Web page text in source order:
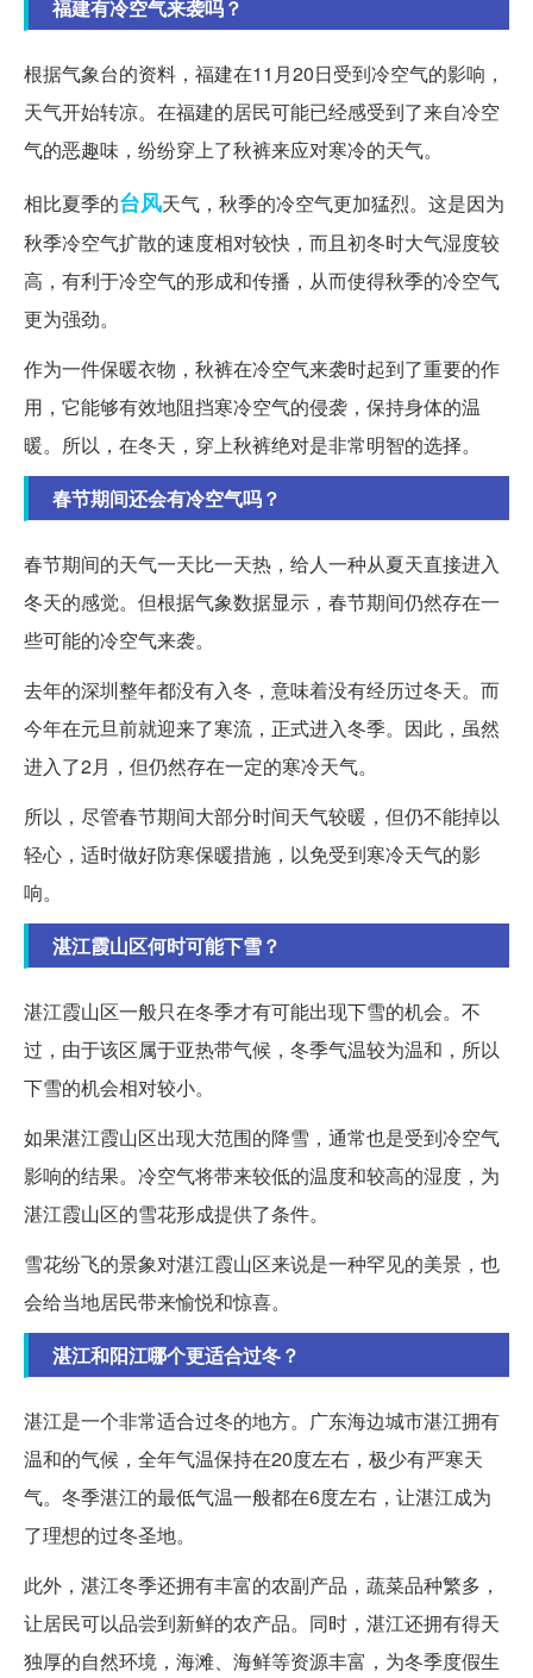
福建有冷空气来袭吗？
根据气象台的资料，福建在11月20日受到冷空气的影响，
天气开始转凉。在福建的居民可能已经感受到了来自冷空
气的恶趣味，纷纷穿上了秋裤来应对寒冷的天气。
相比夏季的台风天气，秋季的冷空气更加猛烈。这是因为
秋季冷空气扩散的速度相对较快，而且初冬时大气湿度较
高，有利于冷空气的形成和传播，从而使得秋季的冷空气
更为强劲。
作为一件保暖衣物，秋裤在冷空气来袭时起到了重要的作
用，它能够有效地阻挡寒冷空气的侵袭，保持身体的温
暖。所以，在冬天，穿上秋裤绝对是非常明智的选择。
春节期间还会有冷空气吗？
春节期间的天气一天比一天热，给人一种从夏天直接进入
冬天的感觉。但根据气象数据显示，春节期间仍然存在一
些可能的冷空气来袭。
去年的深圳整年都没有入冬，意味着没有经历过冬天。而
今年在元旦前就迎来了寒流，正式进入冬季。因此，虽然
进入了2月，但仍然存在一定的寒冷天气。
所以，尽管春节期间大部分时间天气较暖，但仍不能掉以
轻心，适时做好防寒保暖措施，以免受到寒冷天气的影
响。
湛江霞山区何时可能下雪？
湛江霞山区一般只在冬季才有可能出现下雪的机会。不
过，由于该区属于亚热带气候，冬季气温较为温和，所以
下雪的机会相对较小。
如果湛江霞山区出现大范围的降雪，通常也是受到冷空气
影响的结果。冷空气将带来较低的温度和较高的湿度，为
湛江霞山区的雪花形成提供了条件。
雪花纷飞的景象对湛江霞山区来说是一种罕见的美景，也
会给当地居民带来愉悦和惊喜。
湛江和阳江哪个更适合过冬？
湛江是一个非常适合过冬的地方。广东海边城市湛江拥有
温和的气候，全年气温保持在20度左右，极少有严寒天
气。冬季湛江的最低气温一般都在6度左右，让湛江成为
了理想的过冬圣地。
此外，湛江冬季还拥有丰富的农副产品，蔬菜品种繁多，
让居民可以品尝到新鲜的农产品。同时，湛江还拥有得天
独厚的自然环境，海滩、海鲜等资源丰富，为冬季度假生